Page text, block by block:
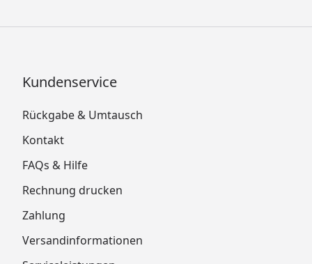
Kundenservice
Rückgabe & Umtausch
Kontakt
FAQs & Hilfe
Rechnung drucken
Zahlung
Versandinformationen